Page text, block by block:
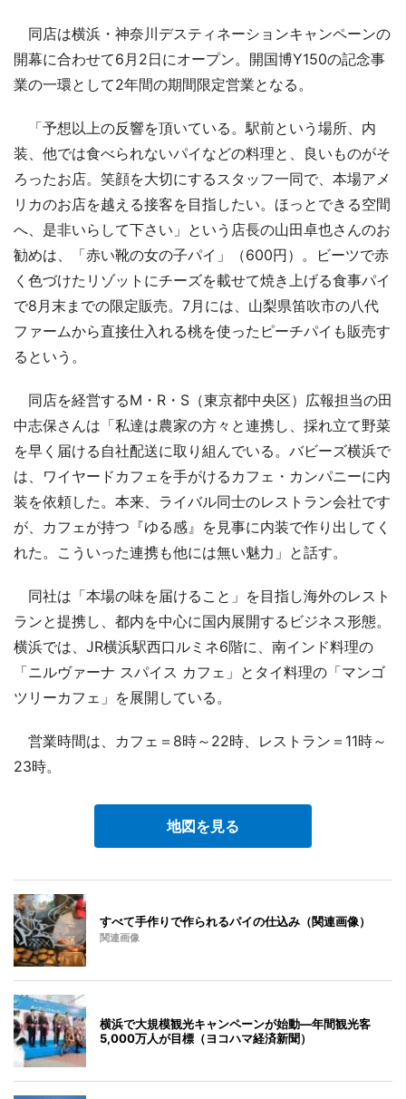
同店は横浜・神奈川デスティネーションキャンペーンの
開幕に合わせて6月2日にオープン。開国博Y150の記念事
業の一環として2年間の期間限定営業となる。
「予想以上の反響を頂いている。駅前という場所、内
装、他では食べられないパイなどの料理と、良いものがそ
ろったお店。笑顔を大切にするスタッフ一同で、本場アメ
リカのお店を越える接客を目指したい。ほっとできる空間
へ、是非いらして下さい」という店長の山田卓也さんのお
勧めは、「赤い靴の女の子パイ」（600円）。ビーツで赤
く色づけたリゾットにチーズを載せて焼き上げる食事パイ
で8月末までの限定販売。7月には、山梨県笛吹市の八代
ファームから直接仕入れる桃を使ったピーチパイも販売す
るという。
同店を経営するM・R・S（東京都中央区）広報担当の田
中志保さんは「私達は農家の方々と連携し、採れ立て野菜
を早く届ける自社配送に取り組んでいる。バビーズ横浜で
は、ワイヤードカフェを手がけるカフェ・カンパニーに内
装を依頼した。本来、ライバル同士のレストラン会社です
が、カフェが持つ『ゆる感』を見事に内装で作り出してく
れた。こういった連携も他には無い魅力」と話す。
同社は「本場の味を届けること」を目指し海外のレスト
ランと提携し、都内を中心に国内展開するビジネス形態。
横浜では、JR横浜駅西口ルミネ6階に、南インド料理の
「ニルヴァーナ スパイス カフェ」とタイ料理の「マンゴ
ツリーカフェ」を展開している。
営業時間は、カフェ＝8時～22時、レストラン＝11時～
23時。
地図を見る
すべて手作りで作られるパイの仕込み（関連画像）
関連画像
横浜で大規模観光キャンペーンが始動―年間観光客
5,000万人が目標（ヨコハマ経済新聞）